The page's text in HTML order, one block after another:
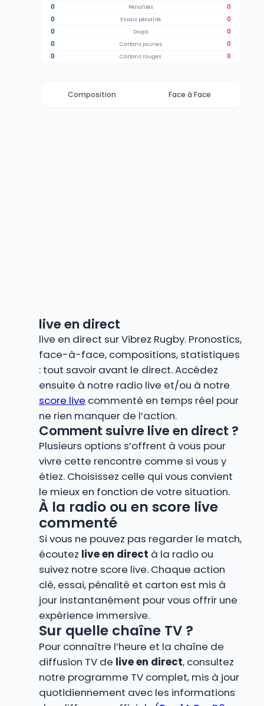
0
Pénalités
0
0
Essais pénalité
0
0
Drops
0
0
Cartons jaunes
0
0
Cartons rouges 0
Composition Face à Face
live en direct
live en direct sur Vibrez Rugby. Pronostics,
face-à-face, compositions, statistiques
: tout savoir avant le direct. Accédez
ensuite à notre radio live et/ou à notre
score live commenté en temps réel pour
ne rien manquer de l’action.
Comment suivre live en direct ?
Plusieurs options s’offrent à vous pour
vivre cette rencontre comme si vous y
étiez. Choisissez celle qui vous convient
le mieux en fonction de votre situation.
À la radio ou en score live
commenté
Si vous ne pouvez pas regarder le match,
écoutez live en direct à la radio ou
suivez notre score live. Chaque action
clé, essai, pénalité et carton est mis à
jour instantanément pour vous offrir une
expérience immersive.
Sur quelle chaîne TV ?
Pour connaître l’heure et la chaîne de
diffusion TV de live en direct, consultez
notre programme TV complet, mis à jour
quotidiennement avec les informations